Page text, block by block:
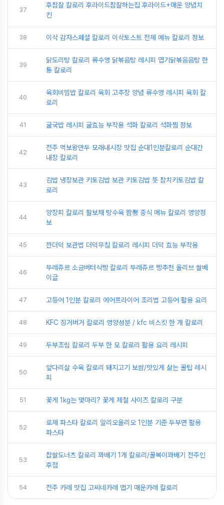
37
후참잘 칼로리 후라이드참잘하는집 후라이드+매운 양념치
킨
38 이삭 감자스페셜 칼로리 이삭토스트 전체 메뉴 칼로리 정보
39
닭도리탕 칼로리 류수영 닭볶음탕 레시피 엽기닭볶음음탕 한
통 칼로리
40
육회비빔밥 칼로리 육회 고추장 양념 류수영 레시피 육회 칼
로리
41 굴국밥 레시피 굴효능 부작용 석화 칼로리 석화찜 정보
42
전주 먹보왕만두 모래내시장 맛집 순대1인분칼로리 순대간
내장 칼로리
43
김밥 냉장보관 키토김밥 보관 키토김밥 뜻 참치키토김밥 칼
로리
44
양장피 칼로리 팔보채 탕수육 짬뽕 중식 메뉴 칼로리 영양정
보
45 깐더덕 보관법 더덕무침 칼로리 레시피 더덕 효능 부작용
46
뚜레쥬르 소금버터식빵 칼로리 뚜레쥬르 빵추천 올리브 쌀베
이글
47 고등어 1인분 칼로리 에어프라이어 조리법 고등어 활용 요리
48 KFC 징거버거 칼로리 영양성분 / kfc 비스킷 한 개 칼로리
49 두부조림 칼로리 두부 한 모 칼로리 활용 요리 레시피
50
앞다리살 수육 칼로리 돼지고기 보쌈/맛있게 삶는 꿀팁 레시
피
51 꽃게 1kg는 몇마리? 꽃게 제철 사이즈 칼로리 구분
52
로제 파스타 칼로리 알리오올리오 1인분 기준 두부면 활용
파스타
53
찹쌀도너츠 칼로리 꽈배기 1개 칼로리/꿀복이꽈배기 전주인
후점
54 전주 카레 맛집 고씨네카레 맵기 매운카레 칼로리